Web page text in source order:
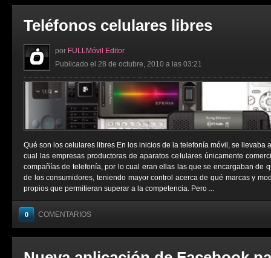
Teléfonos celulares libres
por FULLMóvil Editor
Publicado el 28 de octubre, 2010 a las 03:21
Qué son los celulares libres En los inicios de la telefonía móvil, se llevaba
cual las empresas productoras de aparatos celulares únicamente
compañías de telefonía, por lo cual eran ellas las que se encargaban de
de los consumidores, teniendo mayor control acerca de qué marcas y
propios que permitieran superar a la competencia. Pero ...
0 COMENTARIOS